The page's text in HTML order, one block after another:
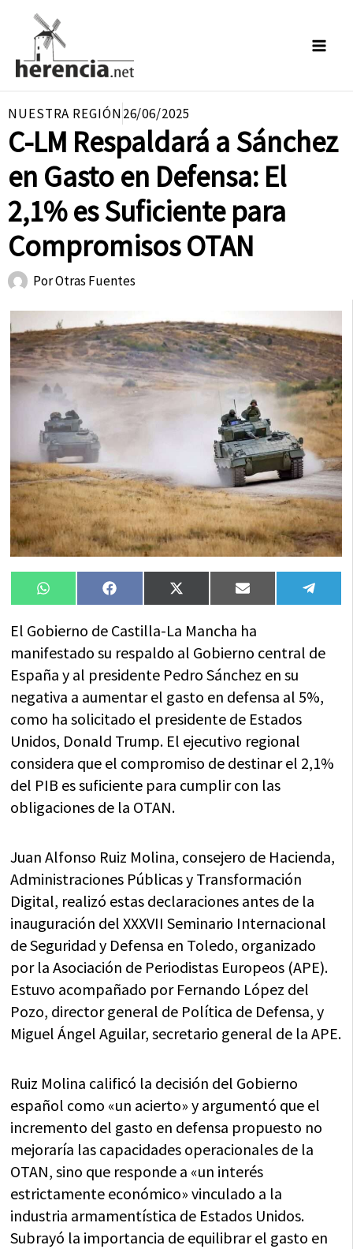
contenido
NUESTRA REGIÓN26/06/2025
C-LM Respaldará a Sánchez
en Gasto en Defensa: El
2,1% es Suficiente para
Compromisos OTAN
PorOtras Fuentes
Compartir
en
WhatsAppCompartir
en
FacebookCompartir
en
X
(Twitter)
Compartir
en
Email
en
El Gobierno de Castilla-La Mancha ha
manifestado su respaldo al Gobierno central de
España y al presidente Pedro Sánchez en su
negativa a aumentar el gasto en defensa al 5%,
como ha solicitado el presidente de Estados
Unidos, Donald Trump. El ejecutivo regional
considera que el compromiso de destinar el 2,1%
del PIB es suficiente para cumplir con las
obligaciones de la OTAN.
Juan Alfonso Ruiz Molina, consejero de Hacienda,
Administraciones Públicas y Transformación
Digital, realizó estas declaraciones antes de la
inauguración del XXXVII Seminario Internacional
de Seguridad y Defensa en Toledo, organizado
por la Asociación de Periodistas Europeos (APE).
Estuvo acompañado por Fernando López del
Pozo, director general de Política de Defensa, y
Miguel Ángel Aguilar, secretario general de la APE.
Ruiz Molina calificó la decisión del Gobierno
español como «un acierto» y argumentó que el
incremento del gasto en defensa propuesto no
mejoraría las capacidades operacionales de la
OTAN, sino que responde a «un interés
estrictamente económico» vinculado a la
industria armamentística de Estados Unidos.
Subrayó la importancia de equilibrar el gasto en